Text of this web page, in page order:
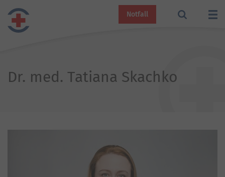
Notfall
Dr. med. Tatiana Skachko